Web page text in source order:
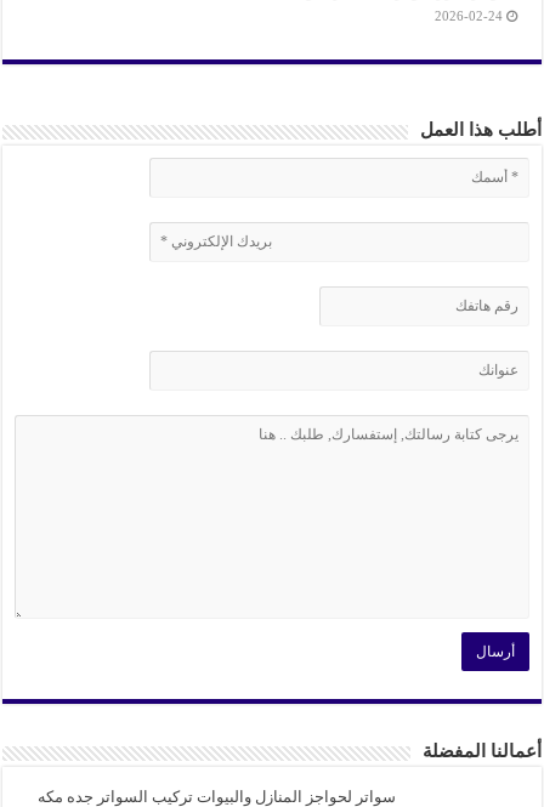
2026-02-24
هذا العمل
المفضلة
سواتر لحواجز المنازل والبيوات تركيب السواتر جده مكه